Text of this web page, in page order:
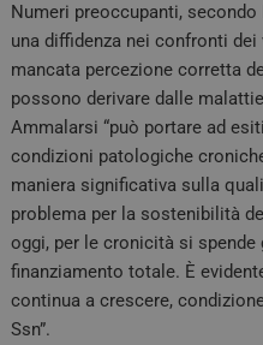
Numeri preoccupanti,
una diffidenza nei confronti
mancata percezione corretta
possono derivare dalle
Ammalarsi “può portare ad
condizioni patologiche
maniera significativa sulla
problema per la sostenibilità
oggi, per le cronicità si spende
finanziamento totale. È
continua a crescere,
Ssn”.